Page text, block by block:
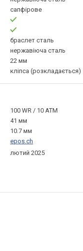
сапфірове
браслет сталь
нержавіюча сталь
22 мм
кліпса (розкладається)
100 WR / 10 ATM
41 мм
10.7 мм
epos.ch
лютий 2025